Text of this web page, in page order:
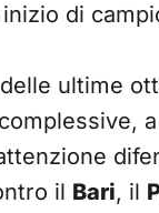
di
ultime
il Bari, il